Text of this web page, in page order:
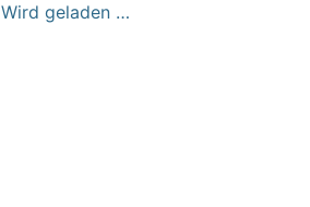
Wird geladen …